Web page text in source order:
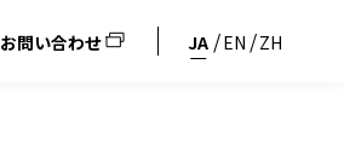
お問い合わせ JA EN ZH